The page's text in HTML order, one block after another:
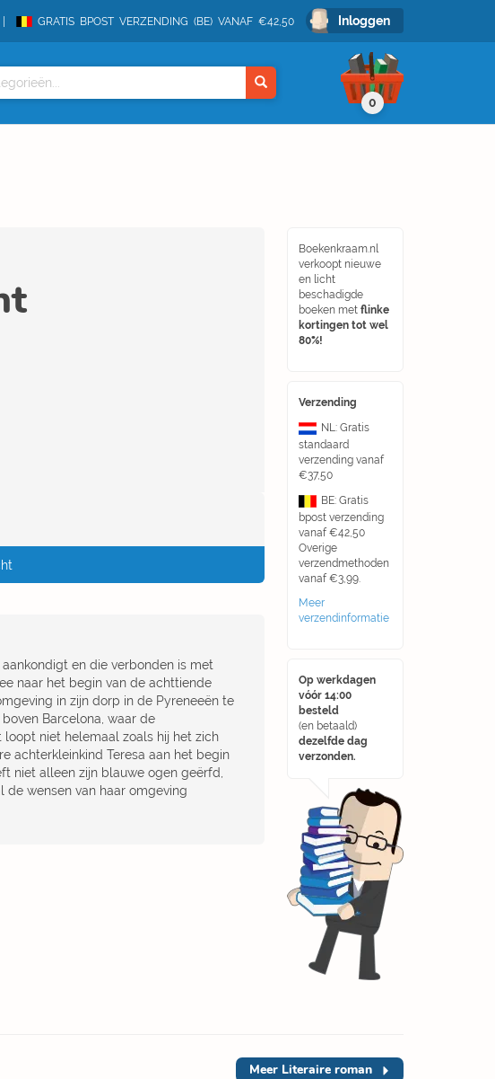
GRATIS BPOST VERZENDING (BE) VANAF €42,50 Inloggen
0
Boekenkraam.nl
verkoopt nieuwe
en licht
beschadigde
boeken met flinke
kortingen tot wel
80%!
Verzending
NL: Gratis
standaard
verzending vanaf
€37,50
BE: Gratis
bpost verzending
vanaf €42,50
Overige
verzendmethoden
vanaf €3,99.
Meer
verzendinformatie
Op werkdagen
vóór 14:00
besteld
(en betaald)
dezelfde dag
verzonden.
en die verbonden is met
naar het begin van de achttiende
in zijn dorp in de Pyreneeën te
Barcelona, waar de
niet helemaal zoals hij het zich
achterkleinkind Teresa aan het begin
niet alleen zijn blauwe ogen geërfd,
de wensen van haar omgeving
Meer Literaire roman